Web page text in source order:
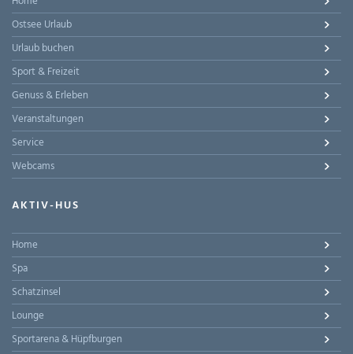
Ostsee Urlaub
Urlaub buchen
Sport & Freizeit
Genuss & Erleben
Veranstaltungen
Service
Webcams
AKTIV-HUS
Home
Spa
Schatzinsel
Lounge
Sportarena & Hüpfburgen